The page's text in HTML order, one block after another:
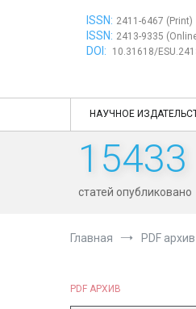
ISSN: 2411-6467 (Print)
ISSN: 2413-9335
DOI: 10.31618/
НАУЧНОЕ
15433
статей опубликовано
Главная PDF архив
PDF АРХИВ